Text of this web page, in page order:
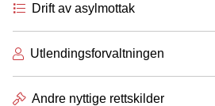
Drift av asylmottak
Utlendingsforvaltningen
Andre nyttige rettskilder